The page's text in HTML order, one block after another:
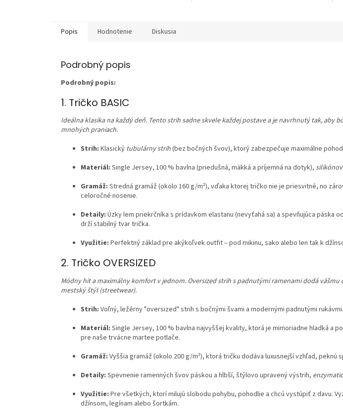
Popis Hodnotenie Diskusia
Podrobný popis
Podrobný popis:
1. Tričko BASIC
Ideálna klasika na každý deň. Tento strih sadne skvele každej postave a je navrhnutý tak, aby
mnohých praniach.
Strih: Klasický tubulárny strih(bez bočných švov), ktorý zabezpečuje maximálne
Materiál: Single Jersey, 100 % bavlna (priedušná, mäkká a príjemná na dotyk),
Gramáž: Stredná gramáž (okolo 160 g/m²), vďaka ktorej tričko nie je priesvitné, no
celoročné nosenie.
Detaily: Úzky lem priekrčníka s prídavkom elastanu (nevyťahá sa) a spevňujúca páska
drží stabilný tvar trička.
Využitie: Perfektný základ pre akýkoľvek outfit – pod mikinu, sako alebo len tak k
2. Tričko OVERSIZED
Módny hit a maximálny komfort v jednom. Oversized strih s padnutými ramenami dodá
mestský štýl (streetwear).
Strih: Voľný, ležérny "oversized" strih s bočnými švami a modernými padnutými rukávmi.
Materiál: Single Jersey, 100 % bavlna najvyššej kvality, ktorá je mimoriadne hladká a
pre naše trvácne martee potlače.
Gramáž: Vyššia gramáž (okolo 200 g/m²), ktorá tričku dodáva luxusnejší vzhľad, peknú
Detaily: Spevnenie ramenných švov páskou a hlbší, štýlovo upravený výstrih,
Využitie: Pre všetkých, ktorí milujú slobodu pohybu, pohodlie a chcú vystúpiť z davu.
džínsom, legínam alebo šortkám.